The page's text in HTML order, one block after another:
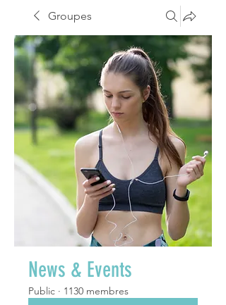
Groupes
News & Events
Public · 1130 membres